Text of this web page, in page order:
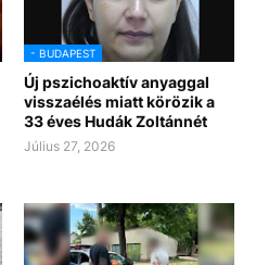
- BUDAPEST
Új pszichoaktív anyaggal
visszaélés miatt körözik a
33 éves Hudák Zoltánnét
Július 27, 2026